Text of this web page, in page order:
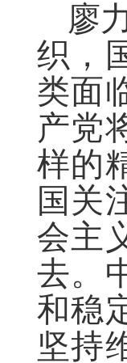
廖
织，
类面
产党
样的
国关
会主
去。
和稳
坚持